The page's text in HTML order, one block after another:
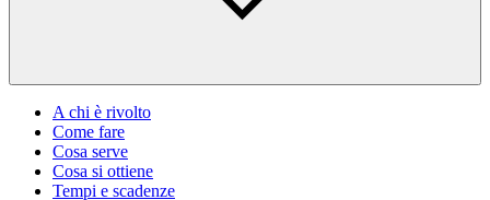
A chi è rivolto
Come fare
Cosa serve
Cosa si ottiene
Tempi e scadenze